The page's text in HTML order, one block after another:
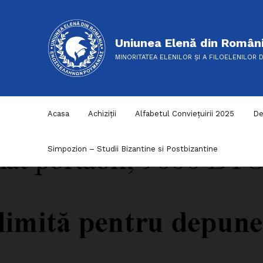
Uniunea Elenă din
MINORITATEA ELENILOR ȘI A FILOELENILOR
Acasa Achiziții Alfabetul Conviețuirii 2025
Simpozion – Studii Bizantine si Postbizantine